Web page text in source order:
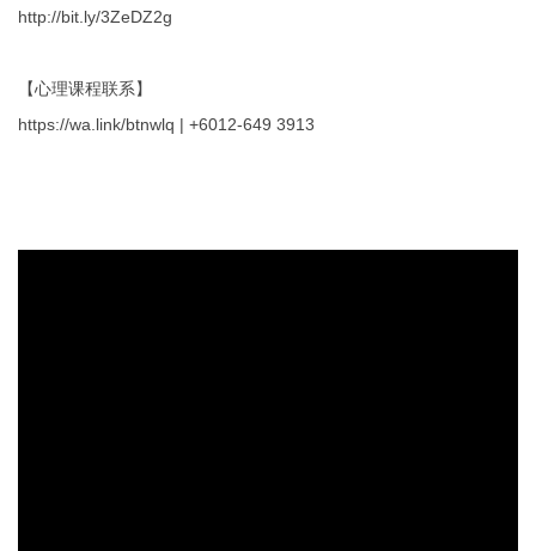
http://bit.ly/3ZeDZ2g
【心理课程联系】
https://wa.link/btnwlq | +6012-649 3913